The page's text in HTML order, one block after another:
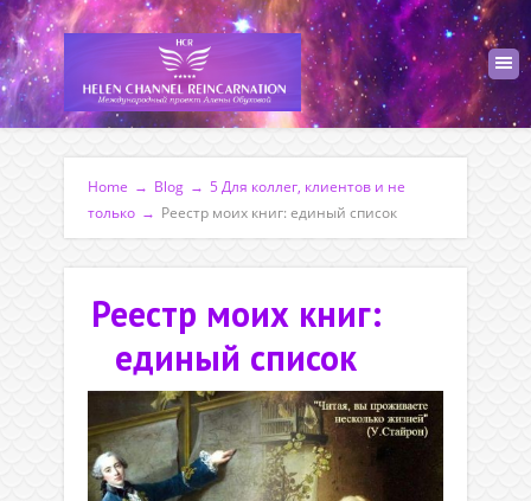
Home → Blog → 5 Для коллег, клиентов и не
только → Реестр моих книг: единый список
Реестр моих книг:
единый список